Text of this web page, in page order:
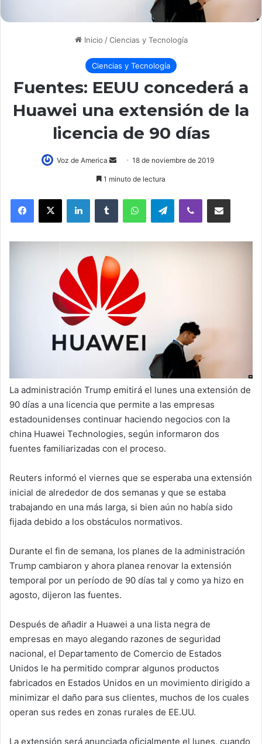
Inicio / Ciencias y Tecnología
Ciencias y Tecnología
Fuentes: EEUU concederá a
Huawei una extensión de la
licencia de 90 días
Voz de America
S
d
m
a
i
18 de noviembre de 2019
1 minuto de lectura
Telegram
La administración Trump emitirá el lunes una extensión de
90 días a una licencia que permite a las empresas
estadounidenses continuar haciendo negocios con la
china Huawei Technologies, según informaron dos
fuentes familiarizadas con el proceso.
Reuters informó el viernes que se esperaba una extensión
inicial de alrededor de dos semanas y que se estaba
trabajando en una más larga, si bien aún no había sido
fijada debido a los obstáculos normativos.
Durante el fin de semana, los planes de la administración
Trump cambiaron y ahora planea renovar la extensión
temporal por un período de 90 días tal y como ya hizo en
agosto, dijeron las fuentes.
Después de añadir a Huawei a una lista negra de
empresas en mayo alegando razones de seguridad
nacional, el Departamento de Comercio de Estados
Unidos le ha permitido comprar algunos productos
fabricados en Estados Unidos en un movimiento dirigido a
minimizar el daño para sus clientes, muchos de los cuales
operan sus redes en zonas rurales de EE.UU.
La extensión será anunciada oficialmente el lunes, cuando